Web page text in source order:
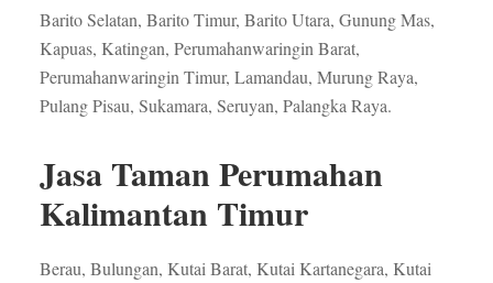
Barito Selatan, Barito Timur, Barito Utara, Gunung Mas,
Kapuas, Katingan, Perumahanwaringin Barat,
Perumahanwaringin Timur, Lamandau, Murung Raya,
Pulang Pisau, Sukamara, Seruyan, Palangka Raya.
Jasa Taman Perumahan
Kalimantan Timur
Berau, Bulungan, Kutai Barat, Kutai Kartanegara, Kutai